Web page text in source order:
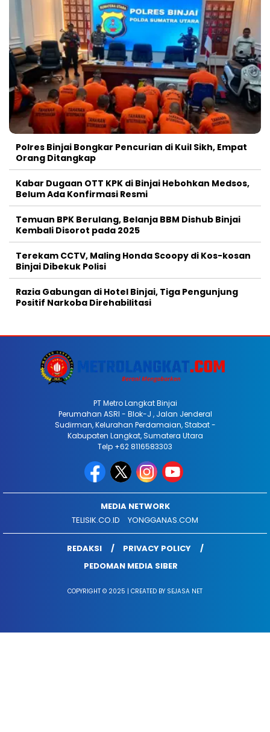
Polres Binjai Bongkar Pencurian di Kuil Sikh, Empat
Orang Ditangkap
Kabar Dugaan OTT KPK di Binjai Hebohkan Medsos,
Belum Ada Konfirmasi Resmi
Temuan BPK Berulang, Belanja BBM Dishub Binjai
Kembali Disorot pada 2025
Terekam CCTV, Maling Honda Scoopy di Kos-kosan
Binjai Dibekuk Polisi
Razia Gabungan di Hotel Binjai, Tiga Pengunjung
Positif Narkoba Direhabilitasi
PT Metro Langkat Binjai
Perumahan ASRI - Blok-J , Jalan Jenderal
Sudirman, Kelurahan Perdamaian, Stabat -
Kabupaten Langkat, Sumatera Utara
Telp +62 8116583303
MEDIA NETWORK
TELISIK.CO.ID
YONGGANAS.COM
REDAKSI
PRIVACY POLICY
PEDOMAN MEDIA SIBER
COPYRIGHT © 2025 | CREATED BY SEJASA NET